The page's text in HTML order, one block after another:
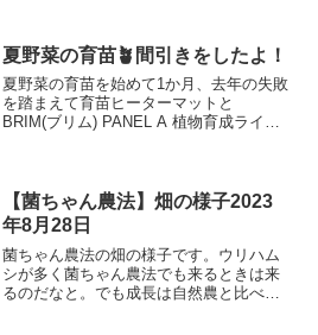
夏野菜の育苗🪴間引きをしたよ！
夏野菜の育苗を始めて1か月、去年の失敗
を踏まえて育苗ヒーターマットと
BRIM(ブリム) PANEL A 植物育成ライト
っかり育成。間引き後はスッキリし、順
調に育つことを期待しています。技術の
進歩を実感しています。
【菌ちゃん農法】畑の様子2023
年8月28日
菌ちゃん農法の畑の様子です。ウリハム
シが多く菌ちゃん農法でも来るときは来
るのだなと。でも成長は自然農と比べる